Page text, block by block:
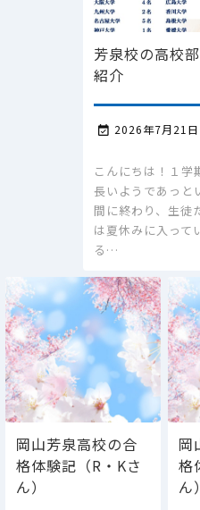
芳泉校の高校
紹介
 2026年7月21日
こんにちは！１学
長いようであっと
間に終わり、生徒
は夏休みに入って
る…
岡山芳泉高校の合
格体験記（R・Kさ
ん）
岡
格
ん）